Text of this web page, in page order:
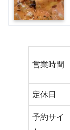
営業時間
定休日
予約サイ